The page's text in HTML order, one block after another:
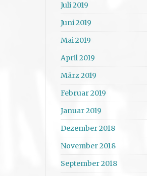
Juli 2019
Juni 2019
Mai 2019
April 2019
März 2019
Februar 2019
Januar 2019
Dezember 2018
November 2018
September 2018